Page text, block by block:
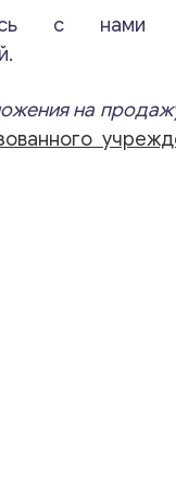
с нами
на